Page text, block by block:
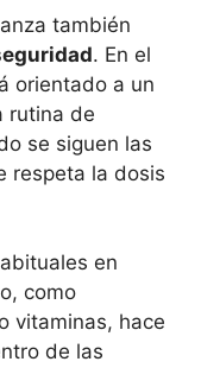
también
. En el
orientado a un
rutina de
se siguen las
respeta la dosis
en
como
o vitaminas, hace
de las